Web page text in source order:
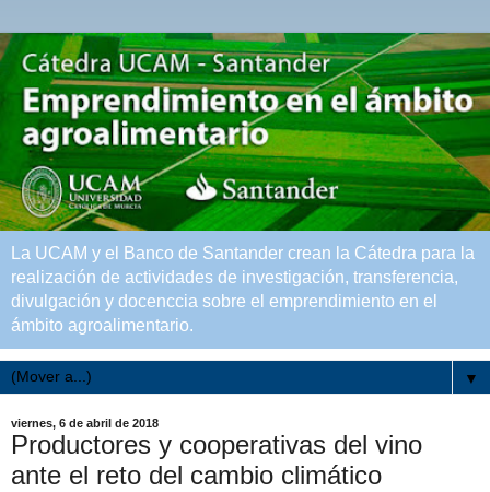
La UCAM y el Banco de Santander crean la Cátedra para la
realización de actividades de investigación, transferencia,
divulgación y docenccia sobre el emprendimiento en el
ámbito agroalimentario.
▼
viernes, 6 de abril de 2018
Productores y cooperativas del vino
ante el reto del cambio climático